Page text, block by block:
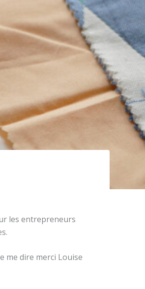
les entrepreneurs
me dire merci Louise